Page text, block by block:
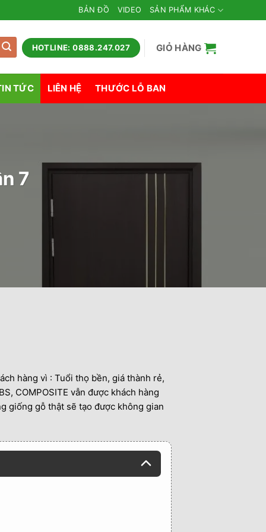
BẢN ĐỒ VIDEO SẢN PHẨM KHÁC
HOTLINE: 0888.247.027 GIỎ HÀNG
TỨC LIÊN HỆ THƯỚC LỖ BAN
7
hàng vì : Tuổi thọ bền, giá thành rẻ,
COMPOSITE vẫn được khách hàng
giống gỗ thật sẽ tạo được không gian